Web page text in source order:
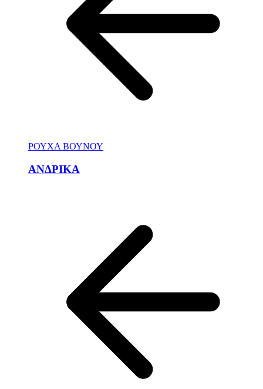
ΡΟΥΧΑ ΒΟΥΝΟΥ
ΑΝΔΡΙΚΑ